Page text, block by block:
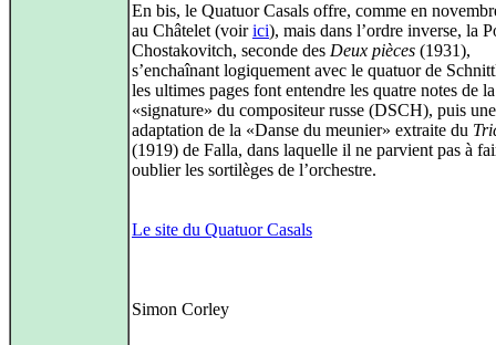
En bis, le Quatuor Casals offre, comme en
au Châtelet (voirici), mais dans l’ordre inverse, la
Chostakovitch, seconde des Deux pièces (1931),
s’enchaînant logiquement avec le quatuor de
les ultimes pages font entendre les quatre notes de la
«signature» du compositeur russe (DSCH), puis une
adaptation de la «Danse du meunier» extraite du
(1919) de Falla, dans laquelle il ne parvient pas à
oublier les sortilèges de l’orchestre.
Le site du Quatuor Casals
Simon Corley